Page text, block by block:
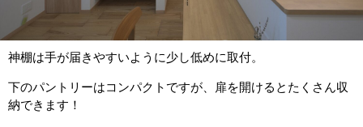
神棚は手が届きやすいように少し低めに取付。
下のパントリーはコンパクトですが、扉を開けるとたくさん収
納できます！